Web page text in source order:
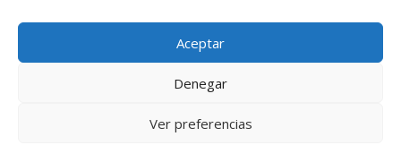
Aceptar
Denegar
Ver preferencias